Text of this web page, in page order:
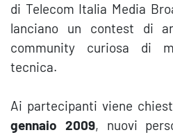
di Telecom Italia Media
lanciano un contest di
community curiosa di
tecnica.
Ai partecipanti viene
gennaio 2009, nuovi